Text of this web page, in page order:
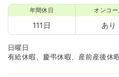
年間休日
111日
オンコ
あり
日曜日
有給休暇、慶弔休暇、産前産後休